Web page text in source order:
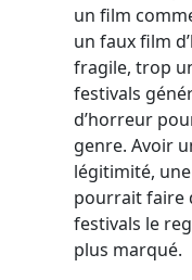
un film
un faux film
fragile, trop
festivals
d’horreur
genre. Avoir
légitimité,
pourrait faire
festivals le
plus marqué.